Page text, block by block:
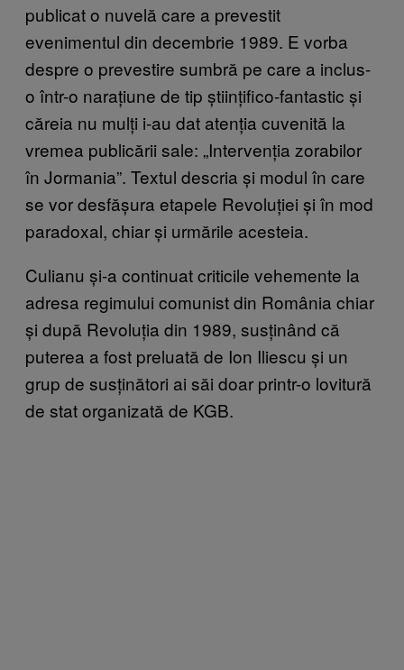
publicat o nuvelă care a prevestit
evenimentul din decembrie 1989. E vorba
despre o prevestire sumbră pe care a inclus-
o într-o narațiune de tip științifico-fantastic și
căreia nu mulți i-au dat atenția cuvenită la
vremea publicării sale: „Intervenția zorabilor
în Jormania”. Textul descria și modul în care
se vor desfășura etapele Revoluției și în mod
paradoxal, chiar și urmările acesteia.
Culianu și-a continuat criticile vehemente la
adresa regimului comunist din România chiar
și după Revoluția din 1989, susținând că
puterea a fost preluată de Ion Iliescu și un
grup de susținători ai săi doar printr-o lovitură
de stat organizată de KGB.